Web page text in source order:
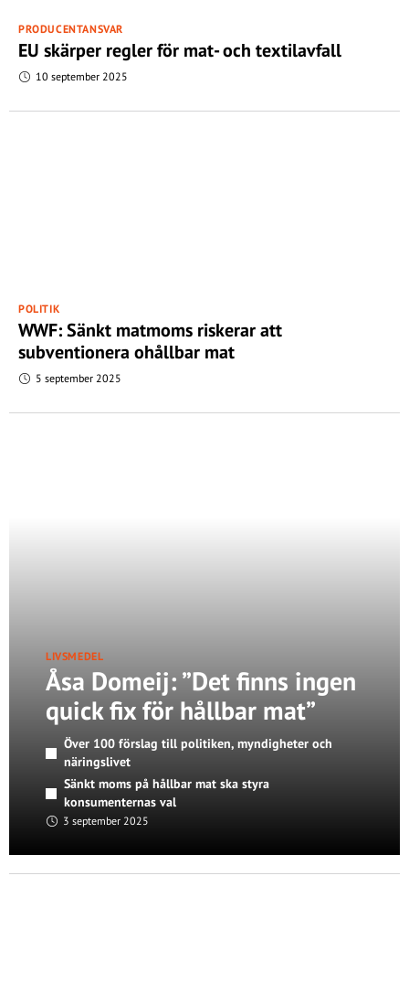
PRODUCENTANSVAR
EU skärper regler för mat- och textilavfall
10 september 2025
POLITIK
WWF: Sänkt matmoms riskerar att
subventionera ohållbar mat
5 september 2025
LIVSMEDEL
Åsa Domeij: ”Det finns ingen
quick fix för hållbar mat”
Över 100 förslag till politiken, myndigheter och
näringslivet
Sänkt moms på hållbar mat ska styra
konsumenternas val
3 september 2025